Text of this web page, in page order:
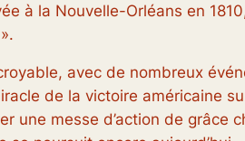
à la Nouvelle-Orléans en
avec de nombreux
de la victoire américaine
une messe d’action de grâce